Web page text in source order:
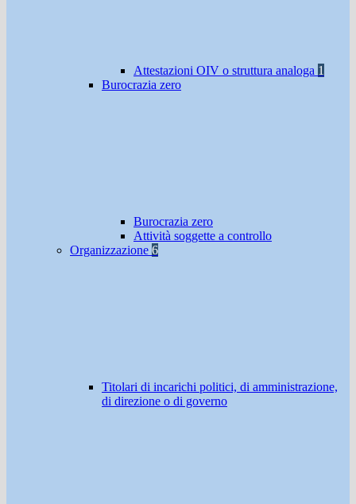
Attestazioni OIV o struttura analoga 1
Burocrazia zero
Burocrazia zero
Attività soggette a controllo
Organizzazione 6
Titolari di incarichi politici, di amministrazione,
di direzione o di governo